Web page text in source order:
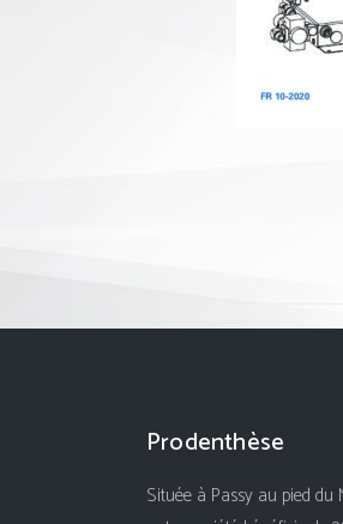
Prodenthèse
Située à Passy au pied du